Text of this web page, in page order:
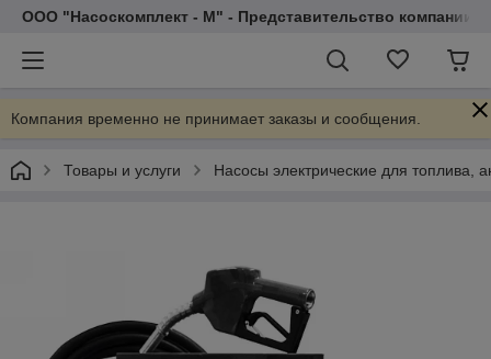
ООО "Насоскомплект - М" - Представительство компании
Компания временно не принимает заказы и сообщения.
Товары и услуги Насосы электрические для топлива,